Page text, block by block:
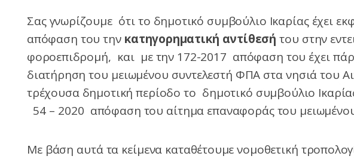
Σας γνωρίζουμε ότι το δημοτικό συμβούλιο Ικαρίας έχει
απόφαση του την κατηγορηματική αντίθεσή του στην
φοροεπιδρομή, και με την 172-2017 απόφαση του έχει
διατήρηση του μειωμένου συντελεστή ΦΠΑ στα νησιά του
τρέχουσα δημοτική περίοδο το δημοτικό συμβούλιο
54 – 2020 απόφαση του αίτημα επαναφοράς του
Με βάση αυτά τα κείμενα καταθέτουμε νομοθετική